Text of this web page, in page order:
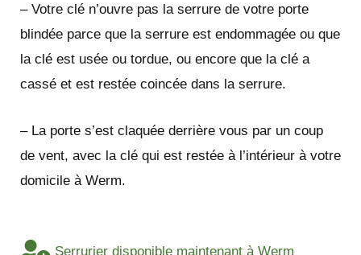
– Votre clé n’ouvre pas la serrure de votre porte
blindée parce que la serrure est endommagée ou que
la clé est usée ou tordue, ou encore que la clé a
cassé et est restée coincée dans la serrure.
– La porte s’est claquée derrière vous par un coup
de vent, avec la clé qui est restée à l’intérieur à votre
domicile à Werm.
Serrurier disponible maintenant à Werm